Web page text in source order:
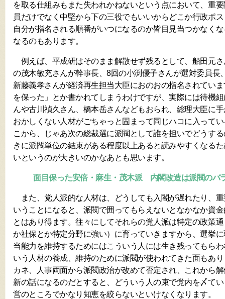
を取る仕組みもまた失われかねないという点において、重
員だけでなく中堅から下の三役でもいいからどこか行政ポ
自分が指名される順番がいつになるのか皆目見当つかなく
なるのもあります。
例えば、平成研はそのまま解散せず残るとして、船田元
の茂木敏充さんが幹事長、8回の小渕優子さんが選対委員長
新藤義孝さんが経済再生担当大臣におのおの指名されてい
を保った」とか書かれてしまうわけですが、実際には待機
んや古川禎久さん、橋本岳さんなどもおられ、総理大臣に
おかしくない人材がごちゃっと固まって同じハコに入って
こから、じゃあ次の総裁選に派閥として誰を担いでどうす
きに派閥単位の結束がある程度以上あると読みやすくなる
いというのが大きいのかなあとも思います。
面目保った安倍・麻生・茂木派 内閣改造は派閥のバ
また、党人派的な人材は、どうしても入閣が遅れたり、
いうことになると、派閥で囲ってもらえないとなかなか資
とはあり得ます。往々にしてそれらの党人派は特定の政策
か社保とか特定分野に強い）に育っていきますから、選挙
当能力を維持するためにはこういう人には生き残ってもら
いう人材の養成、維持のために派閥が使われてきた面もあ
カネ、人事両面から派閥政治が改めて否定され、これから
新の話になるのだとすると、どういう人の束で党内を〆て
営のところでかなり知恵を絞らないといけなくなります。